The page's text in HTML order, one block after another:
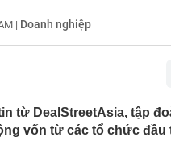
Giá bạc vượt 61 USD/
Nga đang phát triển vắc-xin
Giá vàng vọt lên cao nhất
Mỹ nhân ghê gớm nhất Hoa
sau biến cố, đẹp hơn thời
| Doanh nghiệp
từ DealStreetAsia, tập
vốn từ các tổ chức